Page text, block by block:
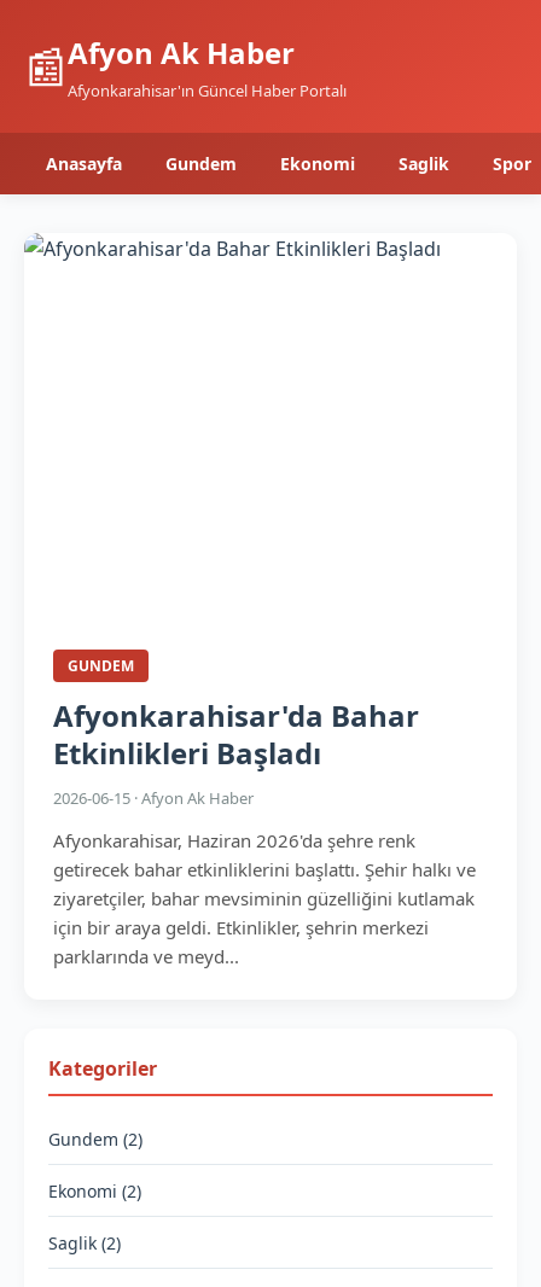
📰Afyon Ak Haber
Afyonkarahisar'ın Güncel Haber Portalı
Anasayfa Gundem Ekonomi Saglik Spor
GUNDEM
Afyonkarahisar'da Bahar
Etkinlikleri Başladı
2026-06-15 · Afyon Ak Haber
Afyonkarahisar, Haziran 2026'da şehre renk
getirecek bahar etkinliklerini başlattı. Şehir halkı ve
ziyaretçiler, bahar mevsiminin güzelliğini kutlamak
için bir araya geldi. Etkinlikler, şehrin merkezi
parklarında ve meyd...
Kategoriler
Gundem (2)
Ekonomi (2)
Saglik (2)